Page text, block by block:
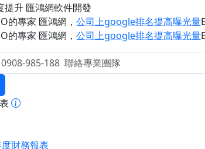
提升 匯鴻網軟件開發
的專家 匯鴻網 ， 公司上google排名提高曝光量
的專家 匯鴻網 ， 公司上google排名提高曝光量
財務報表